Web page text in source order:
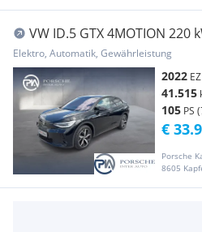
VW ID.5 GTX 4MOTION 220
Elektro, Automatik, Gewährleistung
2022 EZ
41.515
105 PS
Porsche
8605
€